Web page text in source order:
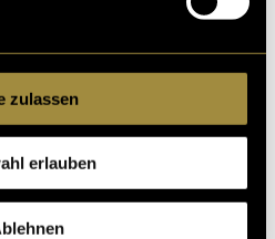
zulassen
erlauben